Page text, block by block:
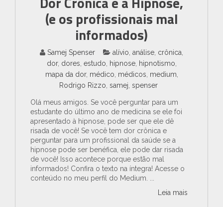
(e os profissionais mal
informados)
Samej Spenser alívio análise crônica
dor, dores estudo hipnose, hipnotismo
mapa da dor, médico médicos medium
Rodrigo Rizzo samej spenser
Olá meus amigos. Se você perguntar para um
estudante do último ano de medicina se ele foi
apresentado à hipnose, pode ser que ele dê
risada de você! Se você tem dor crônica e
perguntar para um profissional da saúde se a
hipnose pode ser benéfica, ele pode dar risada
de você! Isso acontece porque estão mal
informados! Confira o texto na íntegra! Acesse o
conteúdo no meu perfil do Medium. ...
Leia mais